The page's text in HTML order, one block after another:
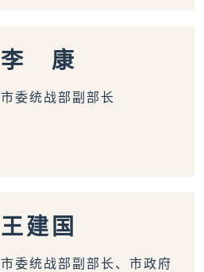
李 康
市委统战部副部长
王建国
市委统战部副部长、市政府